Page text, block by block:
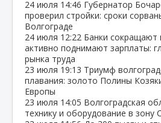
24 июля 14:46 Губернатор
проверил стройки: сроки
Волгограде
24 июля 12:22 Банки сокращают
активно поднимают зарплаты:
рынка труда
23 июля 19:13 Триумф
плавания: золото Полины
Европы
23 июля 14:05 Волгоградская
технику и оборудование в зону